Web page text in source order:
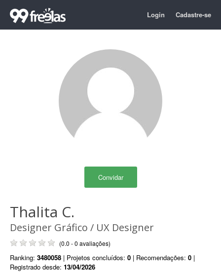
Login Cadastre-se
Convidar
Thalita C.
Designer Gráfico / UX Designer
(0.0 - 0 avaliações)
Ranking: 3480058 | Projetos concluídos: 0 | Recomendações: 0 |
Registrado desde: 13/04/2026